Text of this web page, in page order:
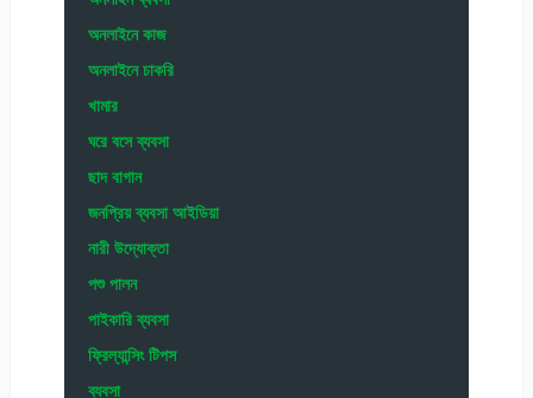
অনলাইনে কাজ
অনলাইনে চাকরি
খামার
ঘরে বসে ব্যবসা
ছাদ বাগান
জনপ্রিয় ব্যবসা আইডিয়া
নারী উদ্যোক্তা
পশু পালন
পাইকারি ব্যবসা
ফ্রিল্যান্সিং টিপস
ব্যবসা